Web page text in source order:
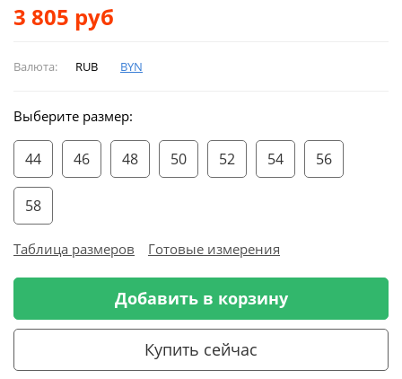
3 805 руб
Валюта: RUB BYN
Выберите размер:
44 46 48 50 52 54 56
58
Таблица размеров Готовые измерения
Добавить в корзину
Купить сейчас